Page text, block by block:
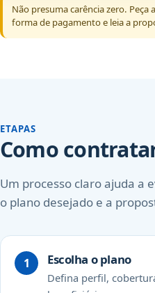
Não presuma carência zero.
forma de pagamento e leia a
ETAPAS
Como
Um processo claro ajuda a
o plano desejado e a
Escolha o plano
Defina perfil,